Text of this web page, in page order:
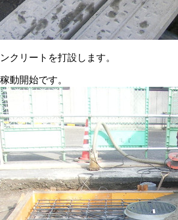
クリートを打設します。
動開始です。